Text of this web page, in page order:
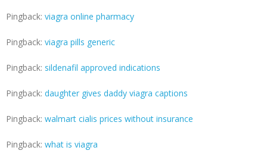
Pingback: viagra online pharmacy
Pingback: viagra pills generic
Pingback: sildenafil approved indications
Pingback: daughter gives daddy viagra captions
Pingback: walmart cialis prices without insurance
Pingback: what is viagra